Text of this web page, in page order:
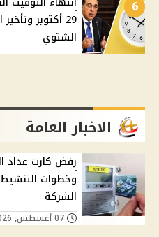
6
الشتوي
الاخبار العامة
رفض كارت عداد
وخطوات التنشيط
الشركة